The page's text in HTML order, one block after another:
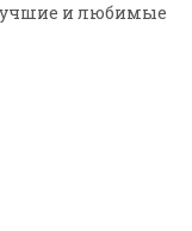
и любимые